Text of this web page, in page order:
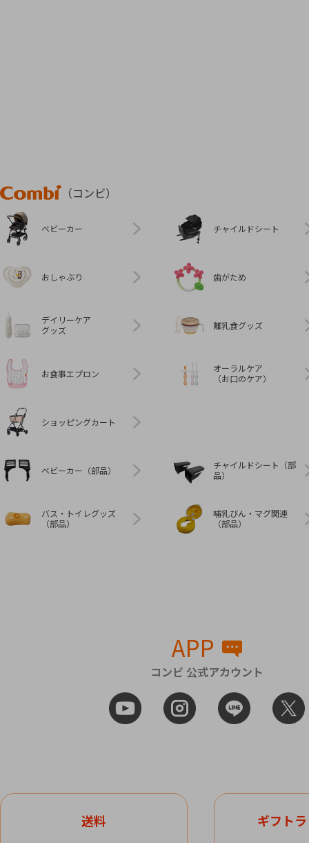
Combi
（コンビ）
ベビーカー チャイルドシート
おしゃぶり 歯がため
デイリーケア
グッズ
離乳食グッズ
お食事エプロン
オーラルケア
（お口のケア）
ショッピングカート
ベビーカー（部品）
チャイルドシート（部
品）
バス・トイレグッズ
（部品）
哺乳びん・マグ関連
（部品）
APP
コンビ 公式アカウント
送料 ギフト